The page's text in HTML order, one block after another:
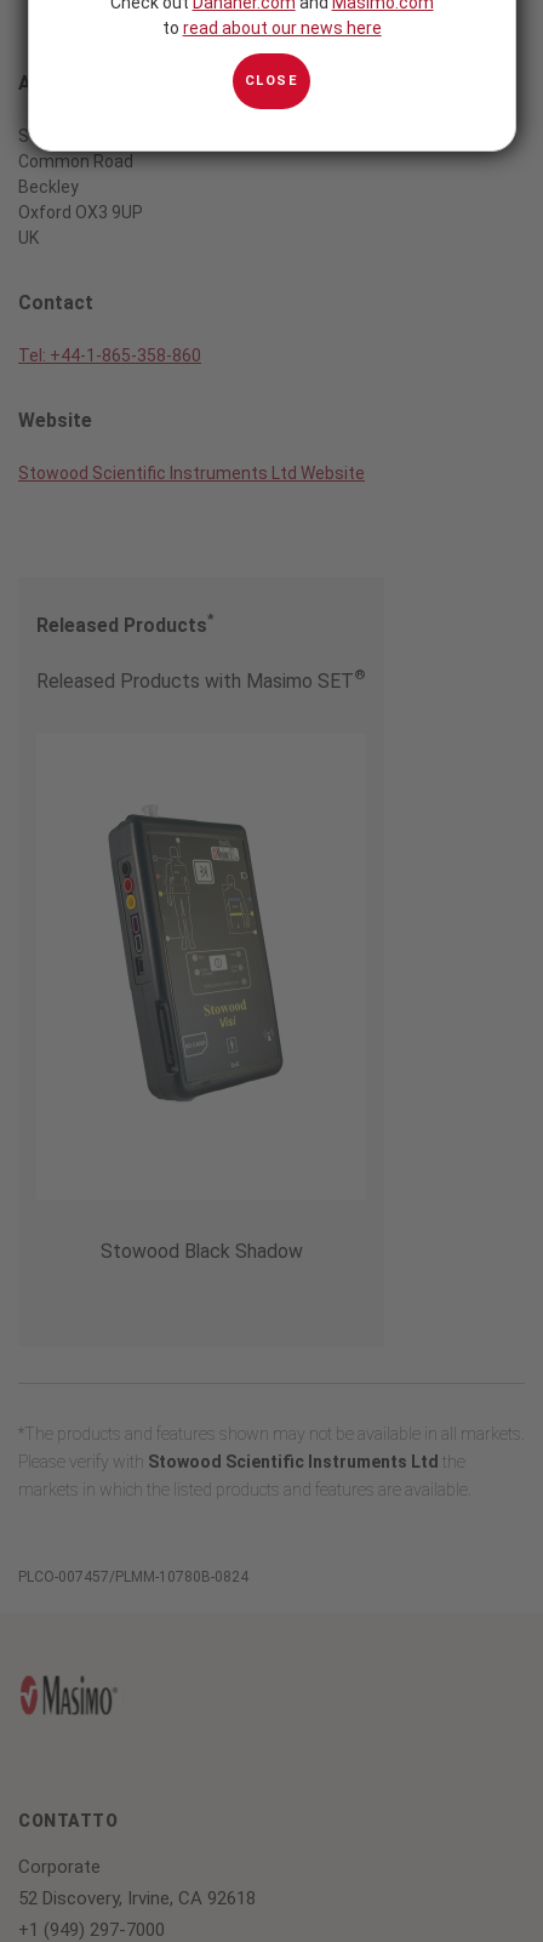
Address
Stowood Scientific Instruments Ltd
Common Road
Beckley
Oxford OX3 9UP
UK
Contact
Tel: +44-1-865-358-860
Website
Stowood Scientific Instruments Ltd Website
Released Products*
Released Products with Masimo SET®
Stowood Black Shadow
*The products and features shown may not be available in all markets.
Please verify with Stowood Scientific Instruments Ltd the
markets in which the listed products and features are available.
PLCO-007457/PLMM-10780B-0824
CONTATTO
Corporate
52 Discovery, Irvine, CA 92618
+1 (949) 297-7000
to read about our news here
CLOSE